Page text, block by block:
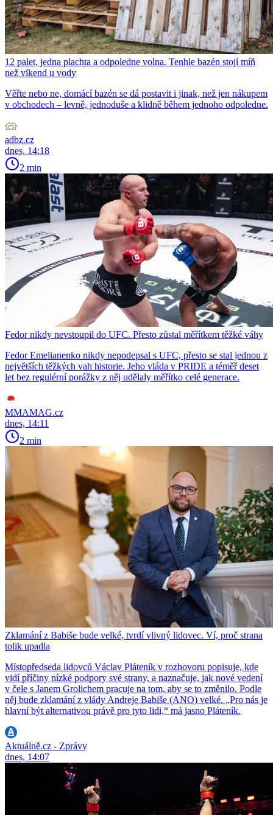
12 palet, jedna plachta a odpoledne volna. Tenhle bazén stojí míň
než víkend u vody
Věřte nebo ne, domácí bazén se dá postavit i jinak, než jen nákupem
v obchodech – levně, jednoduše a klidně během jednoho odpoledne.
adbz.cz
dnes, 14:18
2 min
Fedor nikdy nevstoupil do UFC. Přesto zůstal měřítkem těžké váhy
Fedor Emelianenko nikdy nepodepsal s UFC, přesto se stal jednou z
největších těžkých vah historie. Jeho vláda v PRIDE a téměř deset
let bez regulérní porážky z něj udělaly měřítko celé generace.
MMAMAG.cz
dnes, 14:11
2 min
Zklamání z Babiše bude velké, tvrdí vlivný lidovec. Ví, proč strana
tolik upadla
Místopředseda lidovců Václav Pláteník v rozhovoru popisuje, kde
vidí příčiny nízké podpory své strany, a naznačuje, jak nové vedení
v čele s Janem Grolichem pracuje na tom, aby se to změnilo. Podle
něj bude zklamání z vlády Andreje Babiše (ANO) velké. „Pro nás je
hlavní být alternativou právě pro tyto lidi,“ má jasno Pláteník.
Aktuálně.cz - Zprávy
dnes, 14:07